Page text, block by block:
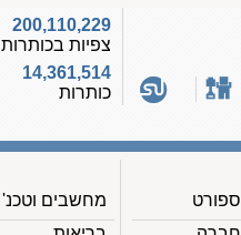
200,110,229
צפיות בכותרות
14,361,514
כותרות
ספורט
מחשבים וטכנ'